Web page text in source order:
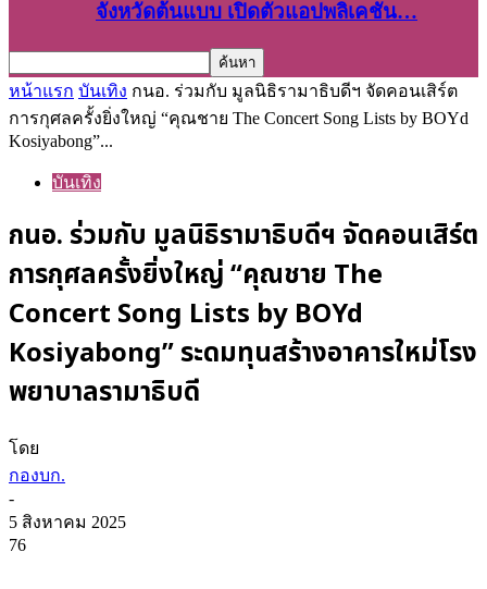
จังหวัดต้นแบบ เปิดตัวแอปพลิเคชัน…
หน้าแรก บันเทิง กนอ. ร่วมกับ มูลนิธิรามาธิบดีฯ จัดคอนเสิร์ต
การกุศลครั้งยิ่งใหญ่ “คุณชาย The Concert Song Lists by BOYd
Kosiyabong”...
บันเทิง
กนอ. ร่วมกับ มูลนิธิรามาธิบดีฯ จัดคอนเสิร์ต
การกุศลครั้งยิ่งใหญ่ “คุณชาย The
Concert Song Lists by BOYd
Kosiyabong” ระดมทุนสร้างอาคารใหม่โรง
พยาบาลรามาธิบดี
โดย
กองบก.
-
5 สิงหาคม 2025
76